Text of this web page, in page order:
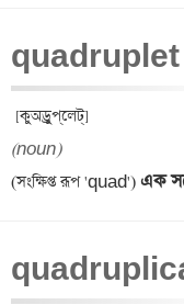
quadruplet
(noun)
(সংক্ষিপ্ত রূপ 'quad') এক